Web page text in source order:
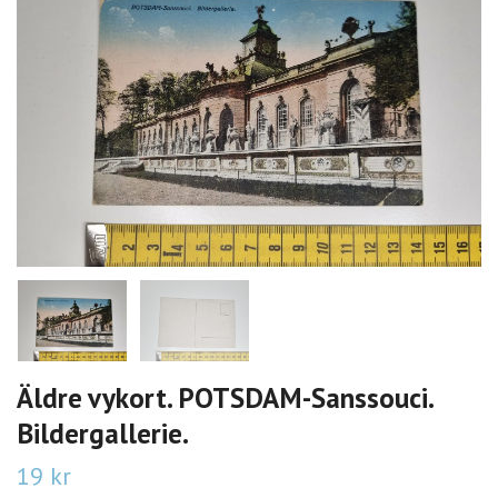
Äldre vykort. POTSDAM-Sanssouci.
Bildergallerie.
19 kr